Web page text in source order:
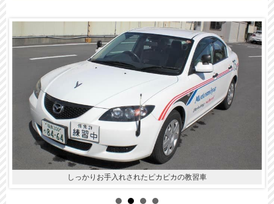
全車種対応の広々コース